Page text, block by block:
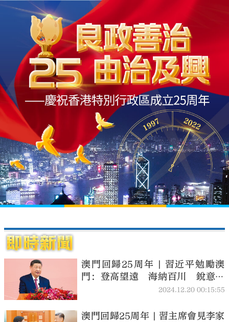
澳門回歸25周年 | 習近平勉勵澳
門：登高望遠 海納百川 銳意進
2024.12.20 00:15:55
澳門回歸25周年 | 習主席會見李家